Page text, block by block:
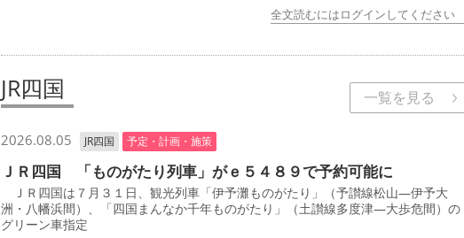
全文読むにはログインしてください
JR四国 一覧を見る
2026.08.05 JR四国 予定・計画・施策
ＪＲ四国 「ものがたり列車」がｅ５４８９で予約可能に
ＪＲ四国は７月３１日、観光列車「伊予灘ものがたり」（予讃線松山―伊予大
洲・八幡浜間）、「四国まんなか千年ものがたり」（土讃線多度津―大歩危間）の
グリーン車指定